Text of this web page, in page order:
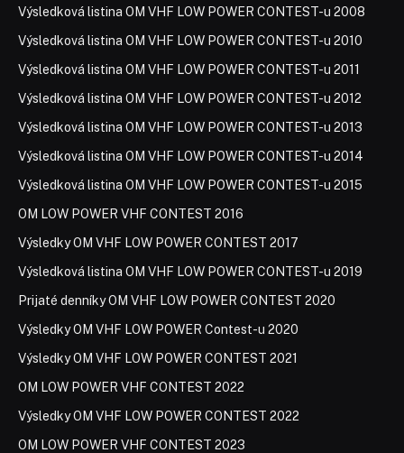
Výsledková listina OM VHF LOW POWER CONTEST-u 2008
Výsledková listina OM VHF LOW POWER CONTEST-u 2010
Výsledková listina OM VHF LOW POWER CONTEST-u 2011
Výsledková listina OM VHF LOW POWER CONTEST-u 2012
Výsledková listina OM VHF LOW POWER CONTEST-u 2013
Výsledková listina OM VHF LOW POWER CONTEST-u 2014
Výsledková listina OM VHF LOW POWER CONTEST-u 2015
OM LOW POWER VHF CONTEST 2016
Výsledky OM VHF LOW POWER CONTEST 2017
Výsledková listina OM VHF LOW POWER CONTEST-u 2019
Prijaté denníky OM VHF LOW POWER CONTEST 2020
Výsledky OM VHF LOW POWER Contest-u 2020
Výsledky OM VHF LOW POWER CONTEST 2021
OM LOW POWER VHF CONTEST 2022
Výsledky OM VHF LOW POWER CONTEST 2022
OM LOW POWER VHF CONTEST 2023